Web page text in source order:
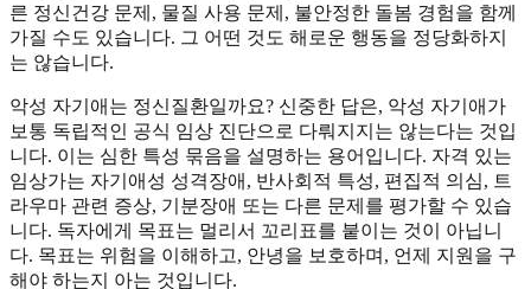
른 정신건강 문제, 물질 사용 문제, 불안정한 돌봄 경험을 함께
가질 수도 있습니다. 그 어떤 것도 해로운 행동을 정당화하지
는 않습니다.
악성 자기애는 정신질환일까요? 신중한 답은, 악성 자기애가
보통 독립적인 공식 임상 진단으로 다뤄지지는 않는다는 것입
니다. 이는 심한 특성 묶음을 설명하는 용어입니다. 자격 있는
임상가는 자기애성 성격장애, 반사회적 특성, 편집적 의심, 트
라우마 관련 증상, 기분장애 또는 다른 문제를 평가할 수 있습
니다. 독자에게 목표는 멀리서 꼬리표를 붙이는 것이 아닙니
다. 목표는 위험을 이해하고, 안녕을 보호하며, 언제 지원을 구
해야 하는지 아는 것입니다.